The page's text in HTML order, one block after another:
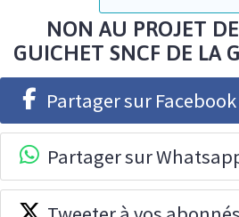
NON AU PROJET
GUICHET SNCF DE LA
Partager sur Facebook
Partager sur